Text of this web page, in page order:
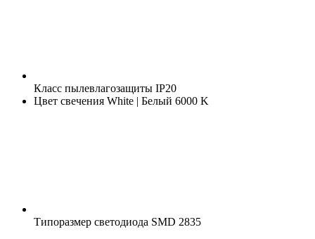
Класс пылевлагозащиты IP20
Цвет свечения White | Белый 6000 K
Типоразмер светодиода SMD 2835